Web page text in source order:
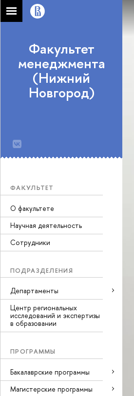
Факультет
менеджмента
(Нижний
Новгород)
ФАКУЛЬТЕТ
О факультете
Научная деятельность
Сотрудники
ПОДРАЗДЕЛЕНИЯ
Департаменты
Центр региональных
исследований и экспертизы
в образовании
ПРОГРАММЫ
Бакалаврские программы
Магистерские программы